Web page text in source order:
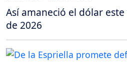
Así amaneció el dólar
de 2026